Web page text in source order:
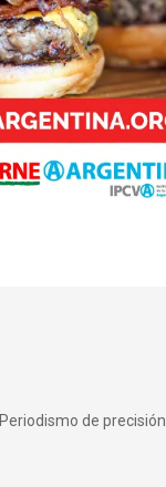
Periodismo de precisión